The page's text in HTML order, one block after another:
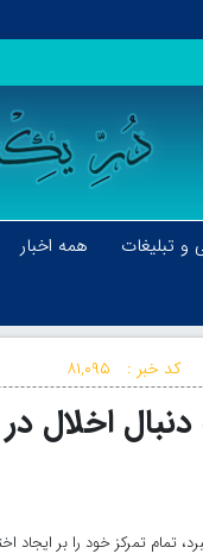
و تبلیغات همه اخبار
کد خبر : ۸۱,۰۹۵
اخلال
تمرکز خود را بر ایجاد